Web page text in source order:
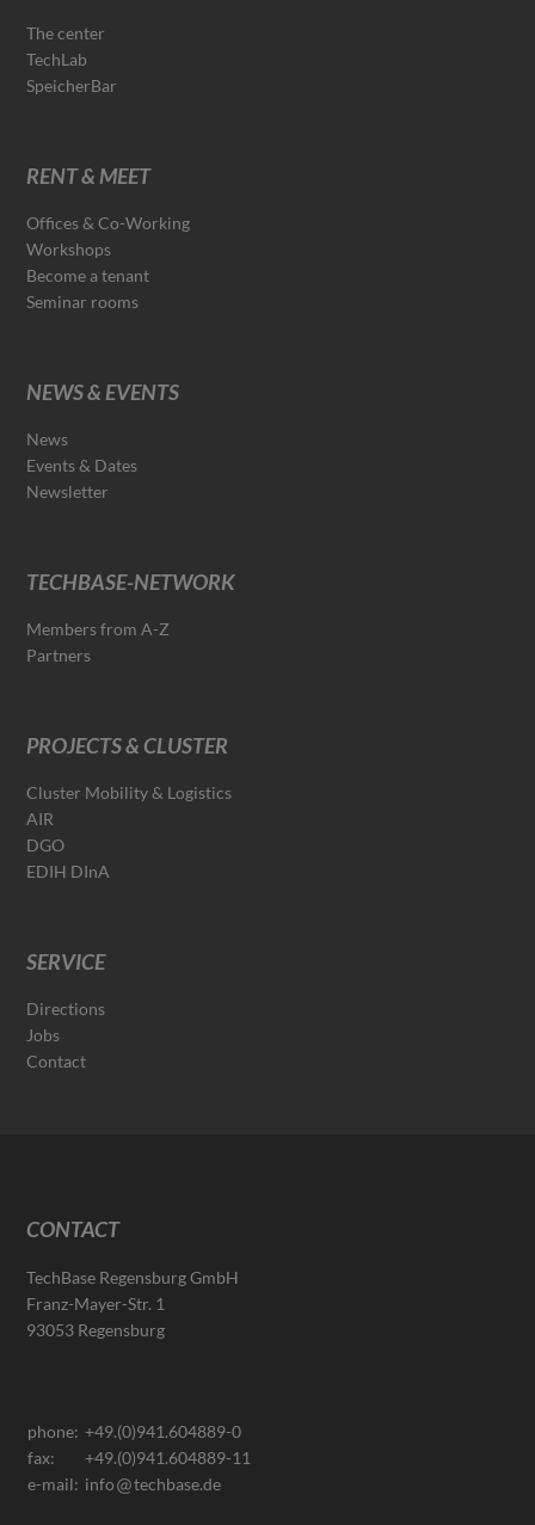
The center
TechLab
SpeicherBar
RENT & MEET
Offices & Co-Working
Workshops
Become a tenant
Seminar rooms
NEWS & EVENTS
News
Events & Dates
Newsletter
TECHBASE-NETWORK
Members from A-Z
Partners
PROJECTS & CLUSTER
Cluster Mobility & Logistics
AIR
DGO
EDIH DInA
SERVICE
Directions
Jobs
Contact
CONTACT
TechBase Regensburg GmbH
Franz-Mayer-Str. 1
93053 Regensburg
phone:
fax:
e-mail:
+49.(0)941.604889-0
+49.(0)941.604889-11
info
techbase.de